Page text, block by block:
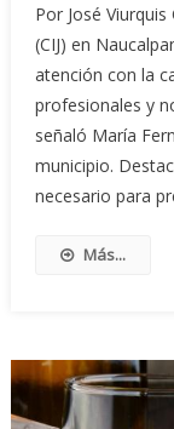
Por José Viurquis
(CIJ) en
atención con la
profesionales y
señaló María
municipio.
necesario para
Más...